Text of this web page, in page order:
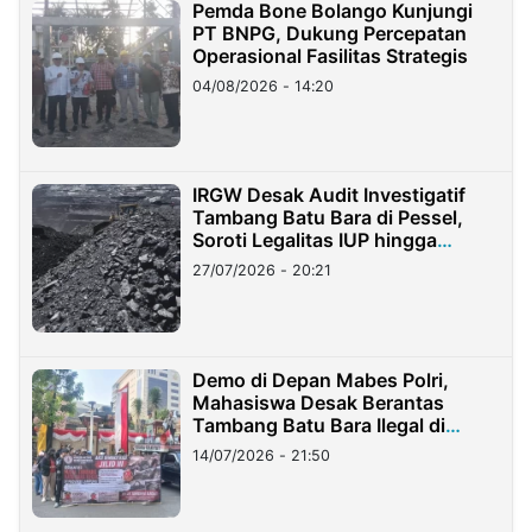
Pemda Bone Bolango Kunjungi
PT BNPG, Dukung Percepatan
Operasional Fasilitas Strategis
04/08/2026 - 14:20
IRGW Desak Audit Investigatif
Tambang Batu Bara di Pessel,
Soroti Legalitas IUP hingga
Stockpile
27/07/2026 - 20:21
Demo di Depan Mabes Polri,
Mahasiswa Desak Berantas
Tambang Batu Bara Ilegal di
Lampung
14/07/2026 - 21:50